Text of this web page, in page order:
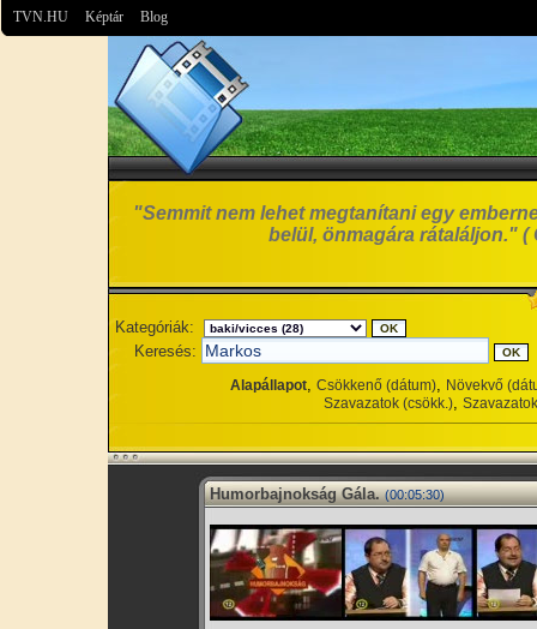
TVN.HU Képtár Blog
"Semmit nem lehet megtanítani egy
belül, önmagára rátaláljon." (
Kategóriák:
Keresés:
Alapállapot, Csökkenő (dátum), Növekvő
Szavazatok (csökk.),
Humorbajnokság Gála. (00:05:30)